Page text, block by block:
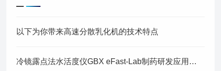
以下为你带来高速分散乳化机的技术特点
冷镜露点法水活度仪GBX eFast-Lab制药研发应用实践